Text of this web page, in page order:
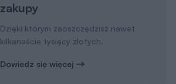
zakupy
Dzięki którym zaoszczędzisz nawet
kilkanaście tysięcy złotych.
Dowiedz się więcej